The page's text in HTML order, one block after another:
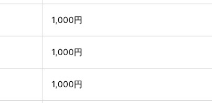
1,000円
1,000円
1,000円